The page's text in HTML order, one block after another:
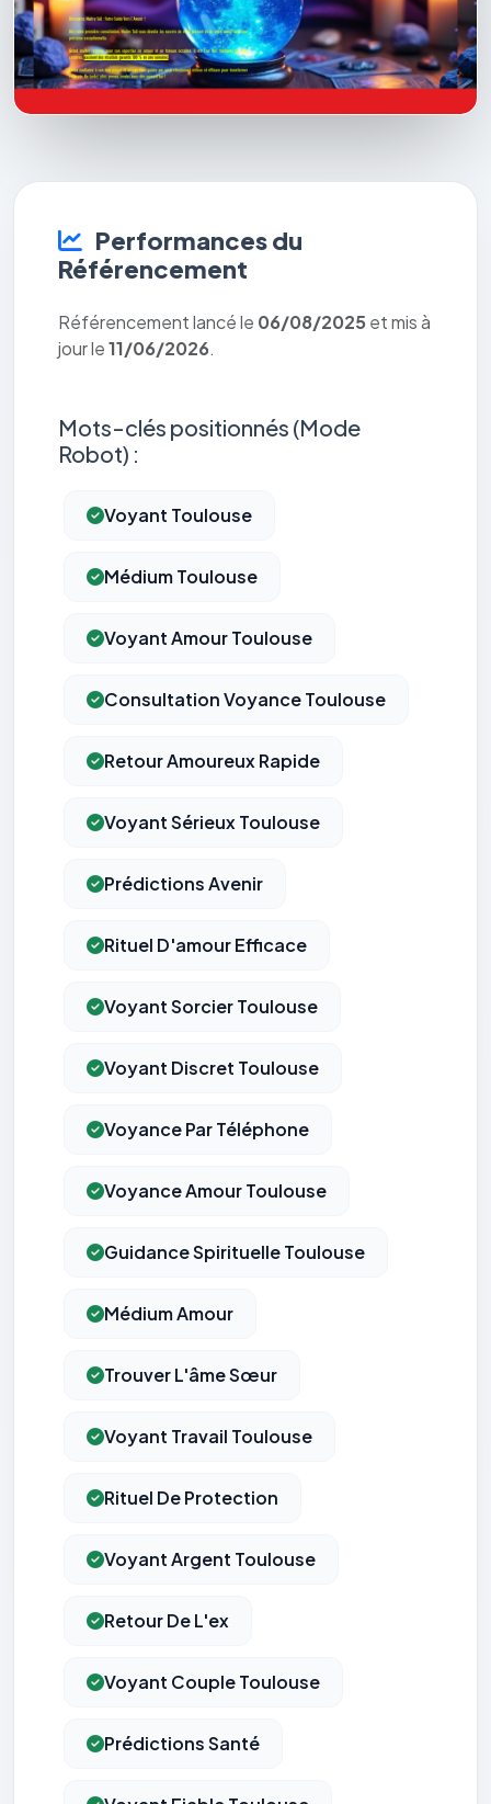
Performances du
Référencement
Référencement lancé le 06/08/2025 et mis à
jour le11/06/2026.
Mots-clés positionnés (Mode
Robot) :
Voyant Toulouse
Médium Toulouse
Voyant Amour Toulouse
Consultation Voyance Toulouse
Retour Amoureux Rapide
Voyant Sérieux Toulouse
Prédictions Avenir
Rituel D'amour Efficace
Voyant Sorcier Toulouse
Voyant Discret Toulouse
Voyance Par Téléphone
Voyance Amour Toulouse
Guidance Spirituelle Toulouse
Médium Amour
Trouver L'âme Sœur
Voyant Travail Toulouse
Rituel De Protection
Voyant Argent Toulouse
Retour De L'ex
Voyant Couple Toulouse
Prédictions Santé